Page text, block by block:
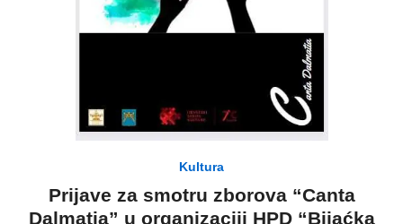
Kultura
Prijave za smotru zborova “Canta
Dalmatia” u organizaciji HPD “Bijaćka